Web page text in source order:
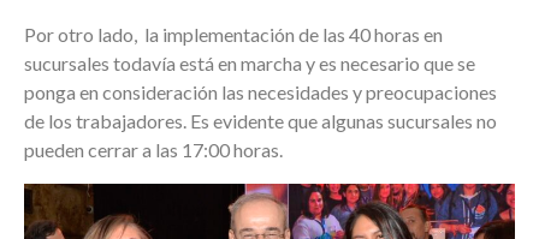
Por otro lado, la implementación de las 40 horas en
sucursales todavía está en marcha y es necesario que se
ponga en consideración las necesidades y preocupaciones
de los trabajadores. Es evidente que algunas sucursales no
pueden cerrar a las 17:00 horas.